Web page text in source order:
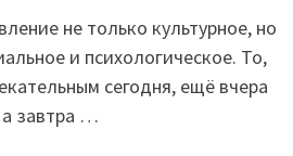
не только культурное, но
и психологическое. То,
сегодня, ещё вчера
завтра …